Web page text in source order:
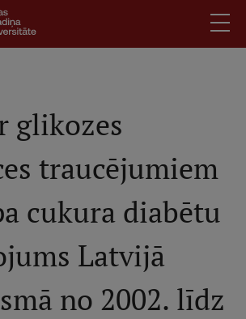
glikozes
traucējumiem
cukura diabētu
Latvijā
no 2002. līdz